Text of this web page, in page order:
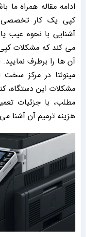
ادامه مقاله همراه ما
کپی یک کار تخصصی
آشنایی با نحوه عیب
می کند که مشکلات
آن ها را برطرف نمایید.
مینولتا در مرکز سخت
مشکلات این دستگاه،
هزینه ترمیم آن آشنا